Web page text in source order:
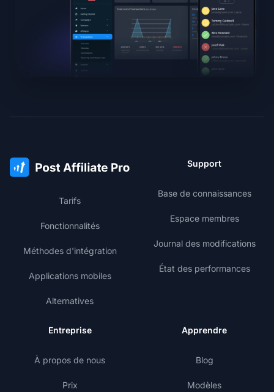
Tarifs
Fonctionnalités
Méthodes d'intégration
Applications mobiles
Alternatives
Support
Base de connaissances
Espace membres
Journal des modifications
État des performances
Entreprise
À propos de nous
Prix
Apprendre
Blog
Modèles